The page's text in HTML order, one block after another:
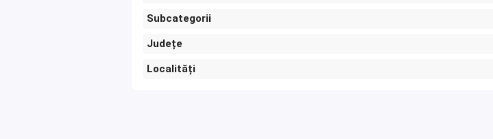
Subcategorii
Județe
Localități